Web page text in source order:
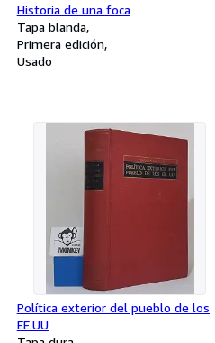
Historia de una foca
Tapa blanda
Primera edición
Usado
Política exterior del pueblo de los
EE.UU